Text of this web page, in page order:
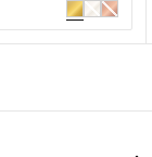
Or Or